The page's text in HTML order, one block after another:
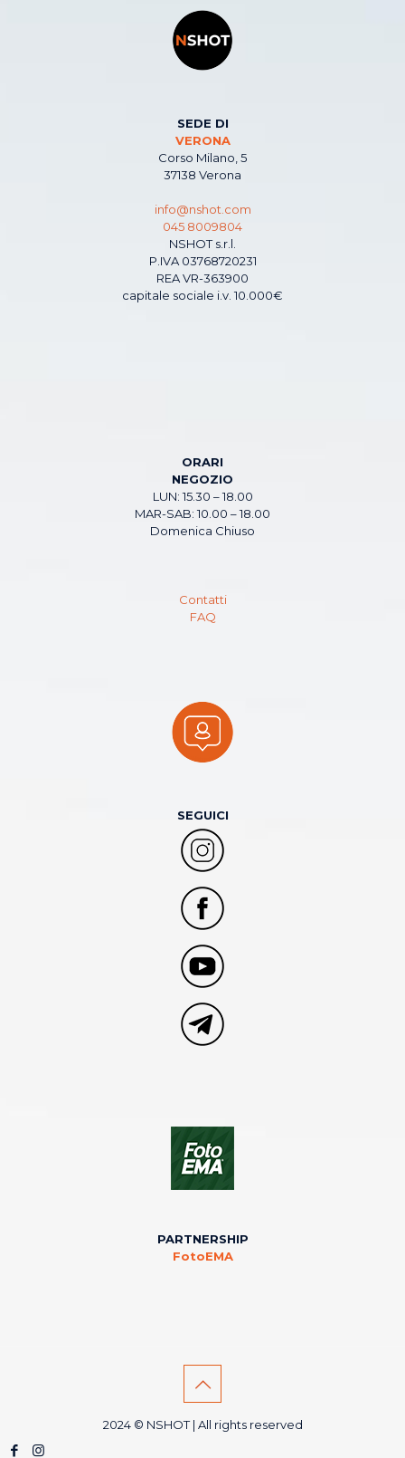
SEDE DI
VERONA
Corso Milano, 5
37138 Verona
info@nshot.com
045 8009804
NSHOT s.r.l.
P.IVA 03768720231
REA VR-363900
capitale sociale i.v. 10.000€
ORARI
NEGOZIO
LUN: 15.30 – 18.00
MAR-SAB: 10.00 – 18.00
Domenica Chiuso
Contatti
FAQ
SEGUICI
PARTNERSHIP
FotoEMA
2024 © NSHOT | All rights reserved